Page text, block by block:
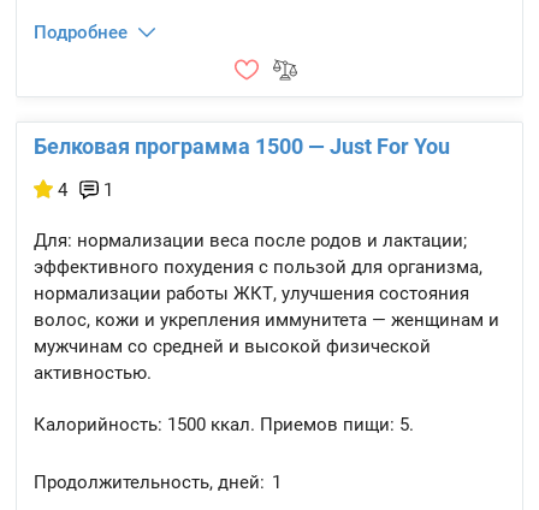
Подробнее
Белковая программа 1500 — Just For You
4 1
Для: нормализации веса после родов и лактации;
эффективного похудения с пользой для организма,
нормализации работы ЖКТ, улучшения состояния
волос, кожи и укрепления иммунитета — женщинам и
мужчинам со средней и высокой физической
активностью.
Калорийность: 1500 ккал. Приемов пищи: 5.
Продолжительность, дней: 1